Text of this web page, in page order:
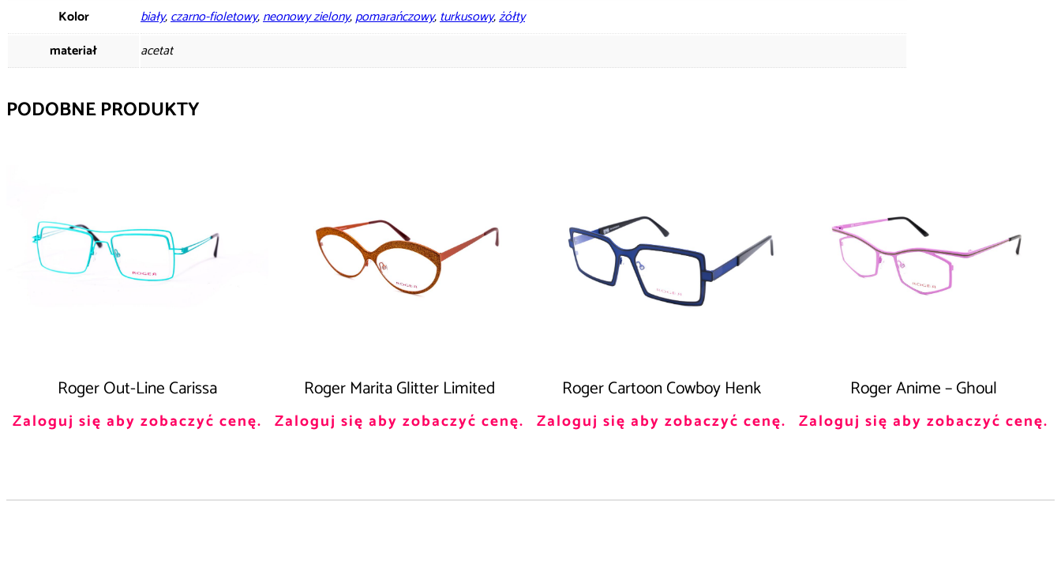
Kolor
biały,czarno-fioletowy,neonowy zielony,pomarańczowy,turkusowy,żółty
materiał
acetat
PODOBNE PRODUKTY
Roger Out-Line Carissa
Zaloguj się aby zobaczyć cenę.
Roger Marita Glitter Limited
Zaloguj się aby zobaczyć cenę.
Roger Cartoon Cowboy Henk
Zaloguj się aby zobaczyć cenę.
Roger Anime – Ghoul
Zaloguj się aby zobaczyć cenę.